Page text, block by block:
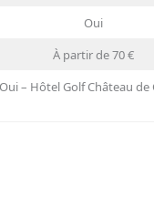
Oui
À partir de 70 €
Oui – Hôtel Golf Château de